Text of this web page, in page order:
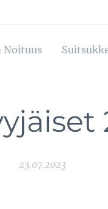
Noituus
23.07.2023